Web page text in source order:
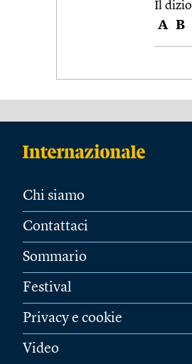
Il
A B
Chi siamo
Contattaci
Sommario
Festival
Privacy e cookie
Video